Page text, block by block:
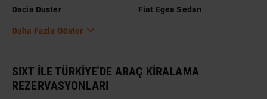
Dacia Duster Fiat Egea Sedan
Daha Fazla Göster
SIXT İLE TÜRKİYE'DE ARAÇ KİRALAMA
REZERVASYONLARI